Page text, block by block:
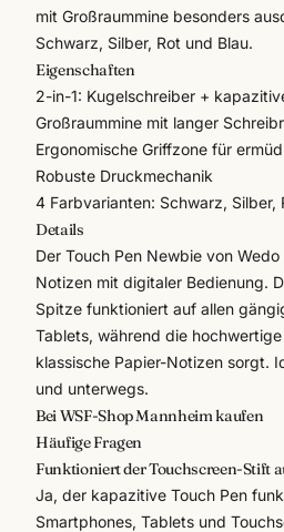
mit Großraummine besonders
Schwarz, Silber, Rot und Blau.
Eigenschaften
2-in-1: Kugelschreiber +
Großraummine mit langer
Ergonomische Griffzone für
Robuste Druckmechanik
4 Farbvarianten: Schwarz, Silber,
Details
Der Touch Pen Newbie von Wedo
Notizen mit digitaler Bedienung.
Spitze funktioniert auf allen
Tablets, während die
klassische Papier-Notizen sorgt.
und unterwegs.
Bei WSF-Shop Mannheim kaufen
Häufige Fragen
Funktioniert der Touchscreen-Stift
Ja, der kapazitive Touch Pen
Smartphones, Tablets und